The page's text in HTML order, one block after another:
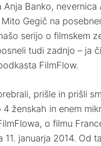
Anja Banko, nevernica
Gegič na
serijo o filmskem
tudi zadnjo – ja
FilmFlow.
prišle in prišli
ženskah in enem
o filmu
11. januarja 2014. Od